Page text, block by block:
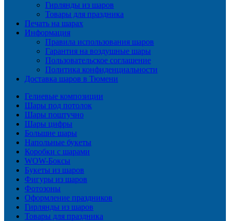
Гирлянды из шаров
Товары для праздника
Печать на шарах
Информация
Правила использования шаров
Гарантия на воздушные шары
Пользовательское соглашение
Политика конфиденциальности
Доставка шаров в Тюмени
Гелиевые композиции
Шары под потолок
Шары поштучно
Шары цифры
Большие шары
Напольные букеты
Коробки с шарами
WOW-Боксы
Букеты из шаров
Фигуры из шаров
Фотозоны
Оформление праздников
Гирлянды из шаров
Товары для праздника